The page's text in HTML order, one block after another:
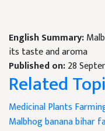
English Summary:
its taste and aroma
Published on:28
Related
Medicinal Plants
Malbhog bananabihar